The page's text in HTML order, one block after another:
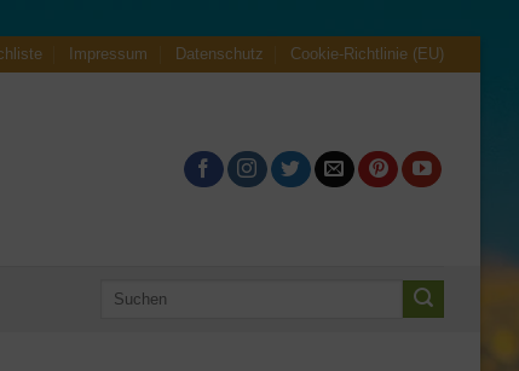
Impressum Datenschutz Cookie-Richtlinie (EU)
Suche